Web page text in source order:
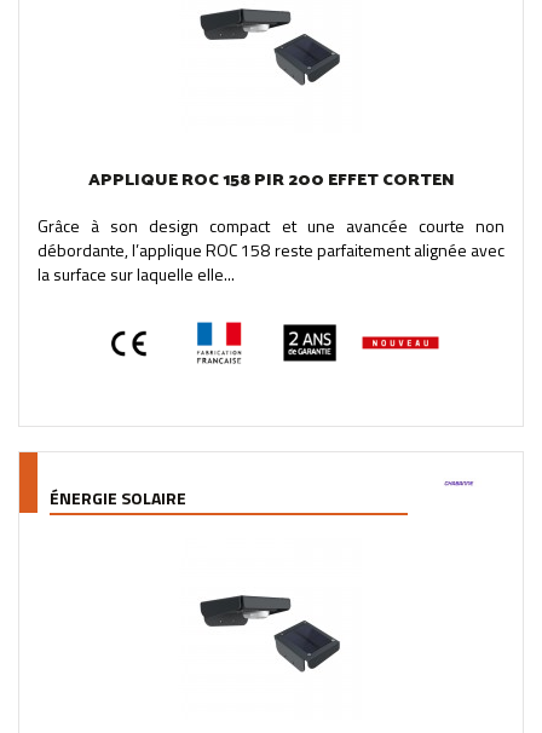
APPLIQUE ROC 158 PIR 200 EFFET CORTEN
Grâce à son design compact et une avancée courte non
débordante, l’applique ROC 158 reste parfaitement alignée avec
la surface sur laquelle elle...
ÉNERGIE SOLAIRE